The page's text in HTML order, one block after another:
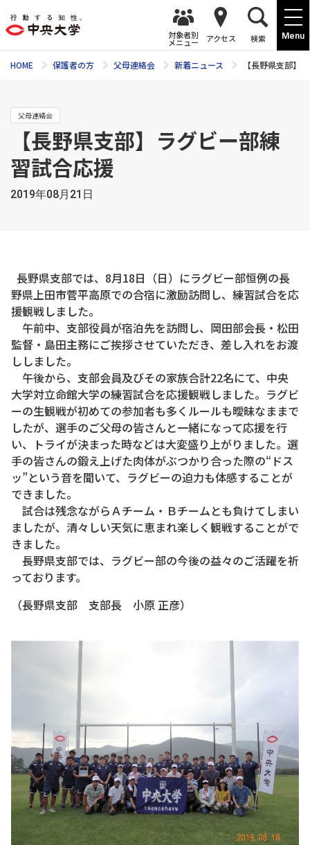
Menu
対象者別
メニュー アクセス 検索
HOME 保護者の方 父母連絡会 新着ニュース 【長野県支部】
父母連絡会
【長野県支部】ラグビー部練
習試合応援
2019年08月21日
長野県支部では、8月18日（日）にラグビー部恒例の長
野県上田市菅平高原での合宿に激励訪問し、練習試合を応
援観戦しました。
午前中、支部役員が宿泊先を訪問し、岡田部会長・松田
監督・島田主務にご挨拶させていただき、差し入れをお渡
ししました。
午後から、支部会員及びその家族合計22名にて、中央
大学対立命館大学の練習試合を応援観戦しました。ラグビ
ーの生観戦が初めての参加者も多くルールも曖昧なままで
したが、選手のご父母の皆さんと一緒になって応援を行
い、トライが決まった時などは大変盛り上がりました。選
手の皆さんの鍛え上げた肉体がぶつかり合った際の“ドス
ッ”という音を聞いて、ラグビーの迫力も体感することが
できました。
試合は残念ながらＡチーム・Ｂチームとも負けてしまい
ましたが、清々しい天気に恵まれ楽しく観戦することがで
きました。
長野県支部では、ラグビー部の今後の益々のご活躍を祈
っております。
（長野県支部 支部長 小原 正彦）